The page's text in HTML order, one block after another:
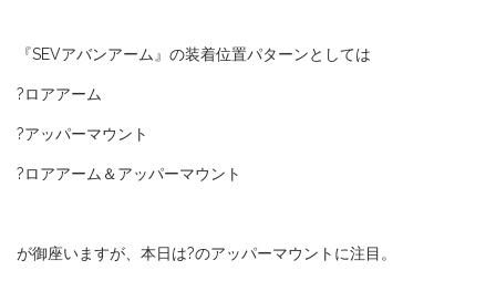
『SEVアバンアーム』の装着位置パターンとしては
?ロアアーム
?アッパーマウント
?ロアアーム＆アッパーマウント
が御座いますが、本日は?のアッパーマウントに注目。